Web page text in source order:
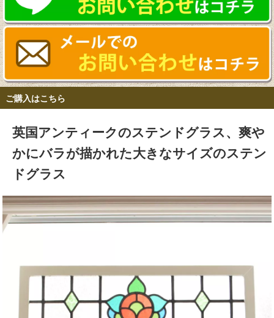
ご購入はこちら
英国アンティークのステンドグラス、爽や
かにバラが描かれた大きなサイズのステン
ドグラス